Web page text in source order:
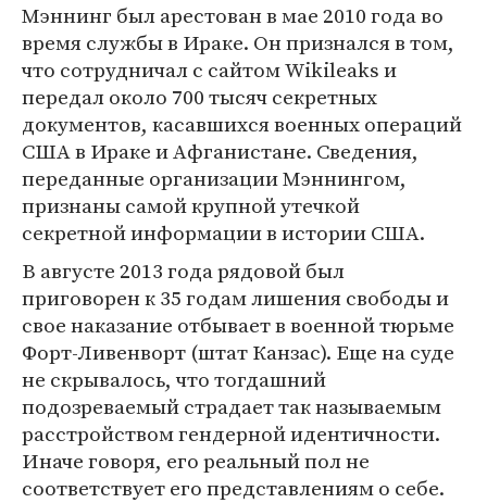
Мэннинг был арестован в мае 2010 года во
время службы в Ираке. Он признался в том,
что сотрудничал с сайтом Wikileaks и
передал около 700 тысяч секретных
документов, касавшихся военных операций
США в Ираке и Афганистане. Сведения,
переданные организации Мэннингом,
признаны самой крупной утечкой
секретной информации в истории США.
В августе 2013 года рядовой был
приговорен к 35 годам лишения свободы и
свое наказание отбывает в военной тюрьме
Форт-Ливенворт (штат Канзас). Еще на суде
не скрывалось, что тогдашний
подозреваемый страдает так называемым
расстройством гендерной идентичности.
Иначе говоря, его реальный пол не
соответствует его представлениям о себе.